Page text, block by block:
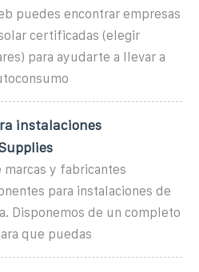
puedes encontrar empresas
certificadas (elegir
para ayudarte a llevar a
instalaciones
y fabricantes
para instalaciones de
Disponemos de un completo
que puedas